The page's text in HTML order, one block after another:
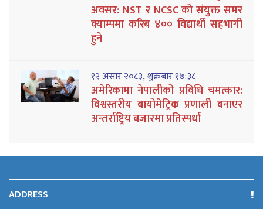
अवसर: NST र NCSC को संयुक्त समर
क्याम्पमा करिब ४०० विद्यार्थी सहभागी
हुने
१२ असार २०८३, शुक्रबार १७:३८
अमेरिकामा नेपालीको प्रविधि चमत्कार:
विश्वस्तरीय बायोमेट्रिक प्रणाली बनाएर
अन्तर्राष्ट्रिय बजारमा प्रतिस्पर्धा
ADDRESS